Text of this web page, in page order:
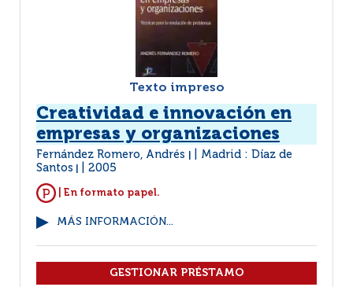
Texto impreso
Creatividad e innovación en
empresas y organizaciones
Fernández Romero, Andrés
Madrid : Díaz de
Santos
2005
| En formato papel.
MÁS INFORMACIÓN...